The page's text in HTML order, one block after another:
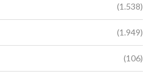
(1.538)
(1.949)
(106)